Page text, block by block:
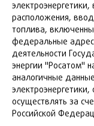
расположения,
топлива,
федеральные
деятельности
энергии "Росатом"
аналогичные
осуществлять за
Российской